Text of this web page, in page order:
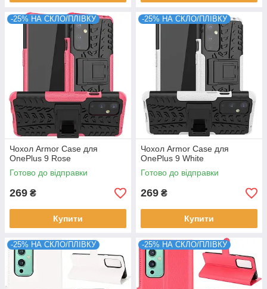
-25% НА СКЛО/ПЛІВКУ
Чохол Armor Case для
OnePlus 9 Rose
Готово до відправки
269 ₴
Купити
-25% НА СКЛО/ПЛІВКУ
Чохол Armor Case для
OnePlus 9 White
Готово до відправки
269 ₴
Купити
-25% НА СКЛО/ПЛІВКУ -25% НА СКЛО/ПЛІВКУ